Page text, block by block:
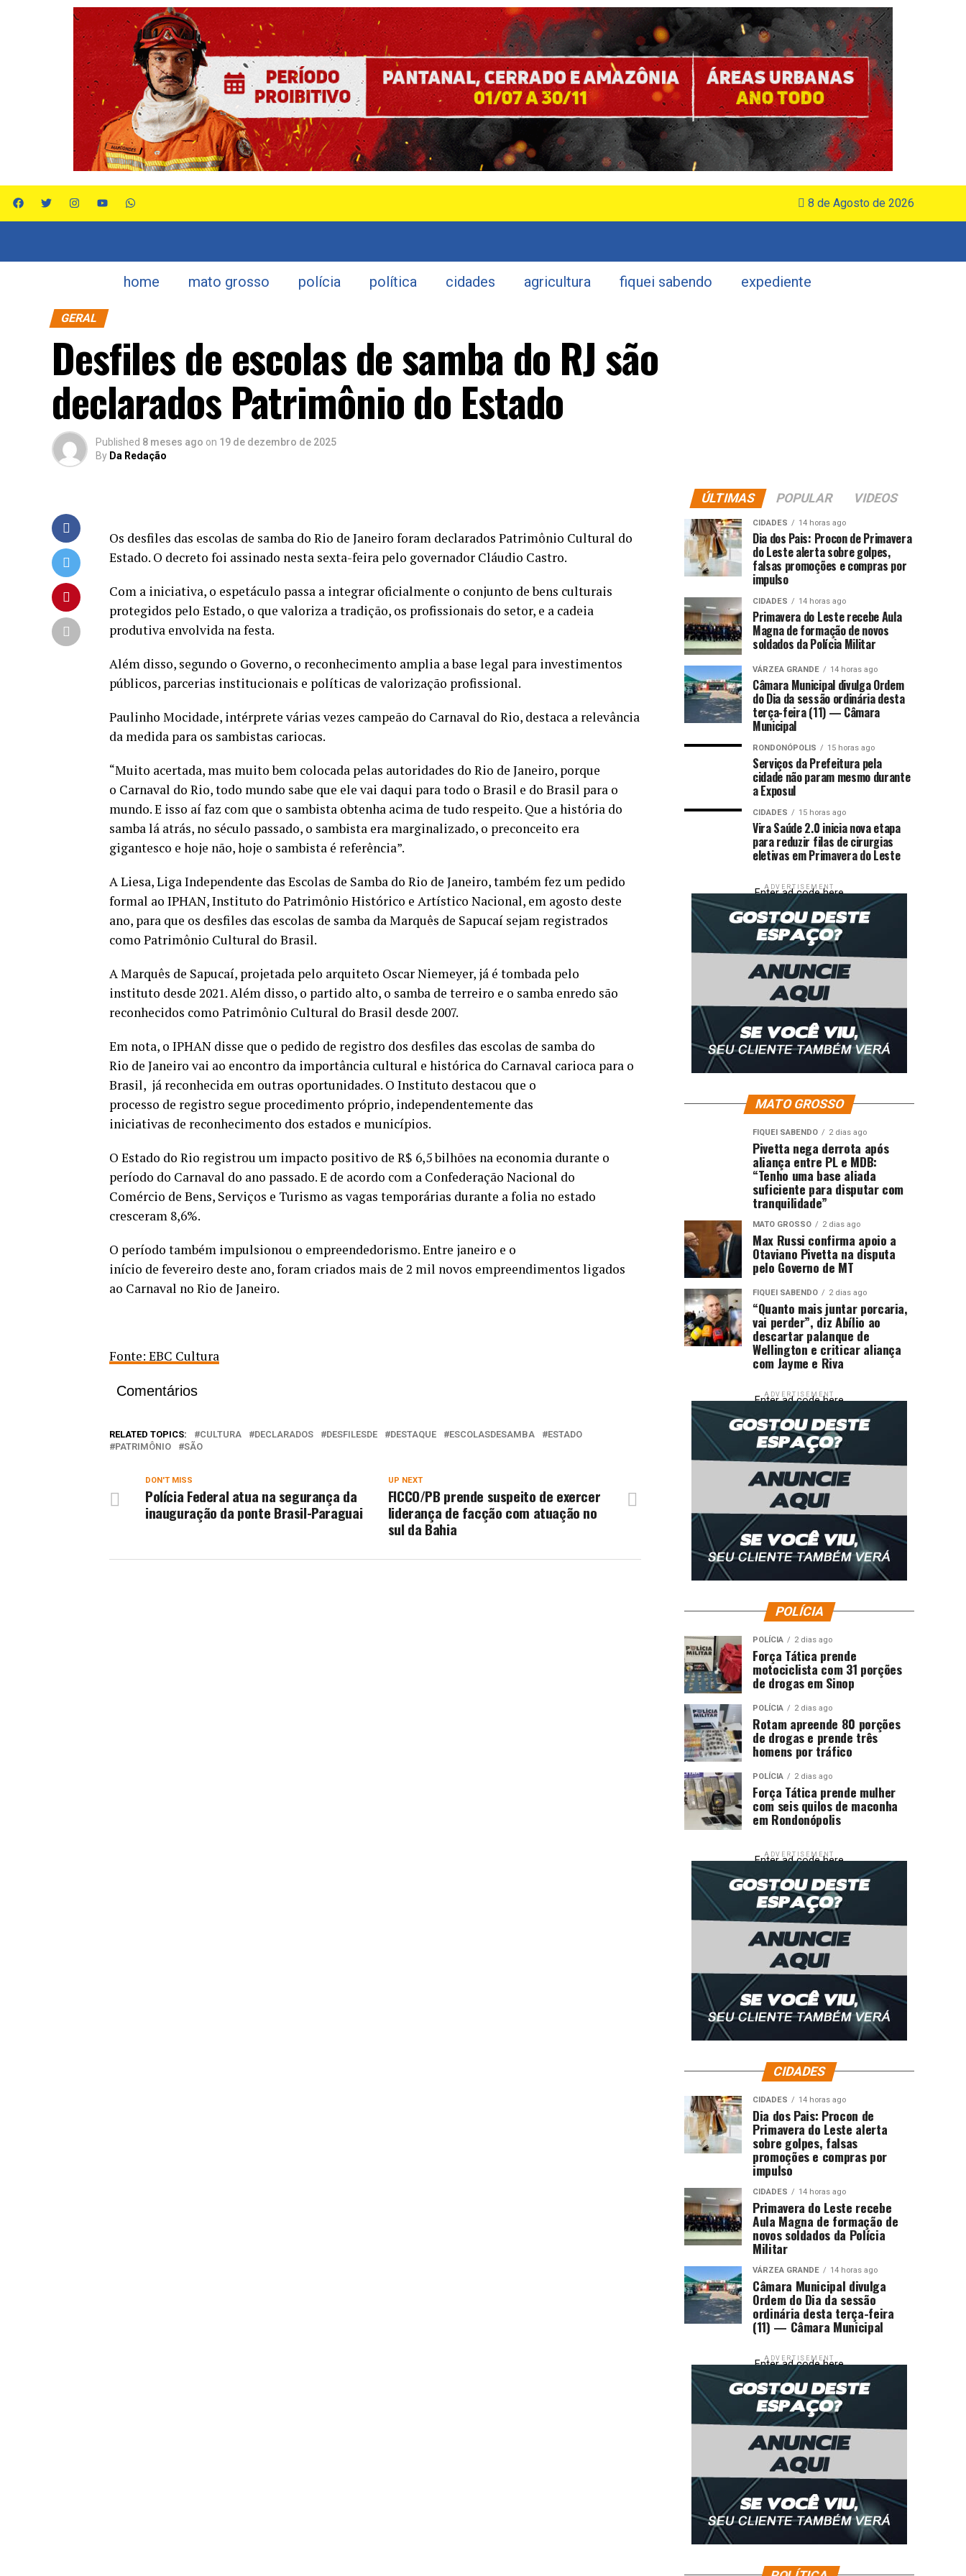
8 de Agosto de 2026
home mato grosso polícia política cidades agricultura fiquei sabendo expediente
GERAL
Desfiles de escolas de samba do RJ são
declarados Patrimônio do Estado
Published 8 meses ago on 19 de dezembro de 2025
By Da Redação
Os desfiles das escolas de samba do Rio de Janeiro foram declarados Patrimônio Cultural do
Estado. O decreto foi assinado nesta sexta-feira pelo governador Cláudio Castro.
Com a iniciativa, o espetáculo passa a integrar oficialmente o conjunto de bens culturais
protegidos pelo Estado, o que valoriza a tradição, os profissionais do setor, e a cadeia
produtiva envolvida na festa.
Além disso, segundo o Governo, o reconhecimento amplia a base legal para investimentos
públicos, parcerias institucionais e políticas de valorização profissional.
Paulinho Mocidade, intérprete várias vezes campeão do Carnaval do Rio, destaca a relevância
da medida para os sambistas cariocas.
“Muito acertada, mas muito bem colocada pelas autoridades do Rio de Janeiro, porque
o Carnaval do Rio, todo mundo sabe que ele vai daqui para todo o Brasil e do Brasil para o
mundo. E isso aí faz com que o sambista obtenha acima de tudo respeito. Que a história do
samba lá atrás, no século passado, o sambista era marginalizado, o preconceito era
gigantesco e hoje não, hoje o sambista é referência”.
A Liesa, Liga Independente das Escolas de Samba do Rio de Janeiro, também fez um pedido
formal ao IPHAN, Instituto do Patrimônio Histórico e Artístico Nacional, em agosto deste
ano, para que os desfiles das escolas de samba da Marquês de Sapucaí sejam registrados
como Patrimônio Cultural do Brasil.
A Marquês de Sapucaí, projetada pelo arquiteto Oscar Niemeyer, já é tombada pelo
instituto desde 2021. Além disso, o partido alto, o samba de terreiro e o samba enredo são
reconhecidos como Patrimônio Cultural do Brasil desde 2007.
Em nota, o IPHAN disse que o pedido de registro dos desfiles das escolas de samba do
Rio de Janeiro vai ao encontro da importância cultural e histórica do Carnaval carioca para o
Brasil, já reconhecida em outras oportunidades. O Instituto destacou que o
processo de registro segue procedimento próprio, independentemente das
iniciativas de reconhecimento dos estados e municípios.
O Estado do Rio registrou um impacto positivo de R$ 6,5 bilhões na economia durante o
período do Carnaval do ano passado. E de acordo com a Confederação Nacional do
Comércio de Bens, Serviços e Turismo as vagas temporárias durante a folia no estado
cresceram 8,6%.
O período também impulsionou o empreendedorismo. Entre janeiro e o
início de fevereiro deste ano, foram criados mais de 2 mil novos empreendimentos ligados
ao Carnaval no Rio de Janeiro.
Fonte: EBC Cultura
Comentários
RELATED TOPICS: CULTURA DECLARADOS DESFILESDE DESTAQUE ESCOLASDESAMBA
ESTADO
PATRIMÔNIO
SÃO
UP NEXT
FICCO/PB prende suspeito de exercer
liderança de facção com atuação no
sul da Bahia
DON'T MISS
Polícia Federal atua na segurança da
inauguração da ponte Brasil-Paraguai
ÚLTIMAS POPULAR VIDEOS
CIDADES 14 horas ago
Dia dos Pais: Procon de Primavera
do Leste alerta sobre golpes,
falsas promoções e compras por
impulso
CIDADES 14 horas ago
Primavera do Leste recebe Aula
Magna de formação de novos
soldados da Polícia Militar
VÁRZEA GRANDE 14 horas ago
Câmara Municipal divulga Ordem
do Dia da sessão ordinária desta
terça-feira (11) — Câmara
Municipal
RONDONÓPOLIS 15 horas ago
Serviços da Prefeitura pela
cidade não param mesmo durante
a Exposul
CIDADES 15 horas ago
Vira Saúde 2.0 inicia nova etapa
para reduzir filas de cirurgias
eletivas em Primavera do Leste
ADVERTISEMENT
Enter ad code here
MATO GROSSO
FIQUEI SABENDO 2 dias ago
Pivetta nega derrota após
aliança entre PL e MDB:
“Tenho uma base aliada
suficiente para disputar com
tranquilidade”
MATO GROSSO 2 dias ago
Max Russi confirma apoio a
Otaviano Pivetta na disputa
pelo Governo de MT
FIQUEI SABENDO 2 dias ago
“Quanto mais juntar porcaria,
vai perder”, diz Abílio ao
descartar palanque de
Wellington e criticar aliança
com Jayme e Riva
ADVERTISEMENT
Enter ad code here
POLÍCIA
POLÍCIA 2 dias ago
Força Tática prende
motociclista com 31 porções
de drogas em Sinop
POLÍCIA 2 dias ago
Rotam apreende 80 porções
de drogas e prende três
homens por tráfico
POLÍCIA 2 dias ago
Força Tática prende mulher
com seis quilos de maconha
em Rondonópolis
ADVERTISEMENT
Enter ad code here
CIDADES
CIDADES 14 horas ago
Dia dos Pais: Procon de
Primavera do Leste alerta
sobre golpes, falsas
promoções e compras por
impulso
CIDADES 14 horas ago
Primavera do Leste recebe
Aula Magna de formação de
novos soldados da Polícia
Militar
VÁRZEA GRANDE 14 horas ago
Câmara Municipal divulga
Ordem do Dia da sessão
ordinária desta terça-feira
(11) — Câmara Municipal
ADVERTISEMENT
Enter ad code here